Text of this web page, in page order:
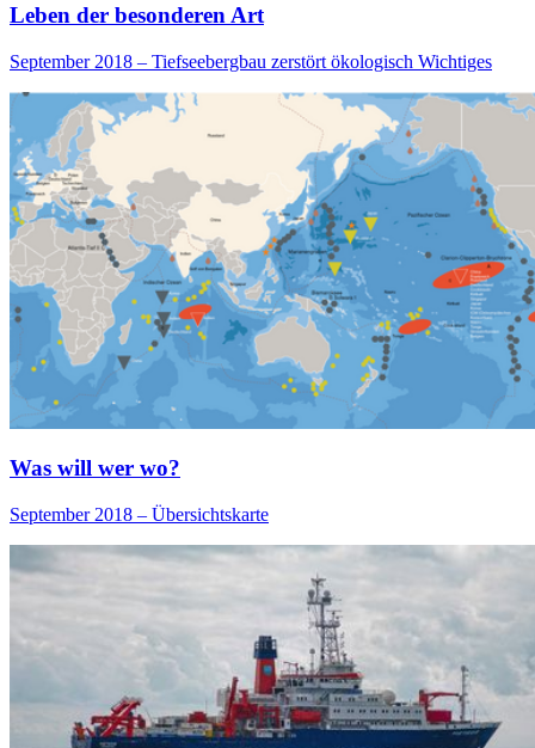
Leben der besonderen Art
September 2018 – Tiefseebergbau zerstört ökologisch Wichtiges
Was will wer wo?
September 2018 – Übersichtskarte